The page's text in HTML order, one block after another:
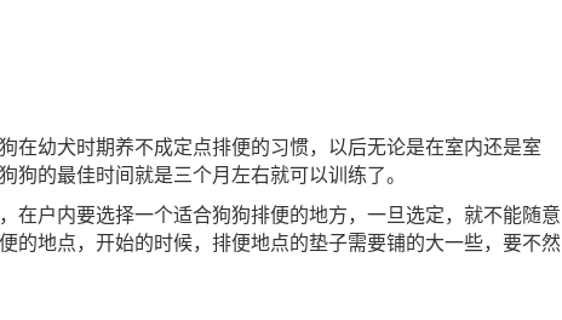
在幼犬时期养不成定点排便的习惯，以后无论是在室内还是室
的最佳时间就是三个月左右就可以训练了。
在户内要选择一个适合狗狗排便的地方，一旦选定，就不能随意
的地点，开始的时候，排便地点的垫子需要铺的大一些，要不然